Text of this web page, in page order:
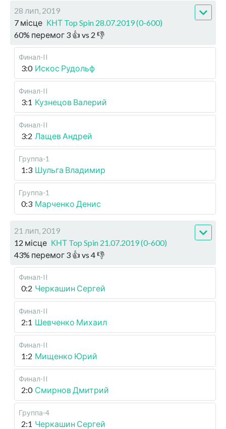
28 лип, 2019
7 місце КНТ Top Spin 28.07.2019 (0-600)
60% перемог 3 👍 vs 2 👎
Финал-II
3:0 Искос Рудольф
Финал-II
3:1 Кузнецов Валерий
Финал-II
3:2 Лащев Андрей
Группа-1
1:3 Шульга Владимир
Группа-1
0:3 Марченко Денис
21 лип, 2019
12 місце КНТ Top Spin 21.07.2019 (0-600)
43% перемог 3 👍 vs 4👎
Финал-II
0:2 Черкашин Сергей
Финал-II
2:1 Шевченко Михаил
Финал-II
1:2 Мищенко Юрий
Финал-II
2:0 Смирнов Дмитрий
Группа-4
2:1 Черкашин Сергей